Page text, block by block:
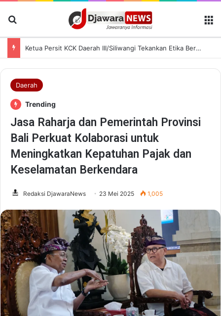
Ketua Persit KCK Daerah III/Siliwangi Tekankan Etika Bermedia Sosial dan Penguatan Peran Keluarga
Daerah
Trending
Jasa Raharja dan Pemerintah Provinsi
Bali Perkuat Kolaborasi untuk
Meningkatkan Kepatuhan Pajak dan
Keselamatan Berkendara
Redaksi DjawaraNews 23 Mei 2025 1,005